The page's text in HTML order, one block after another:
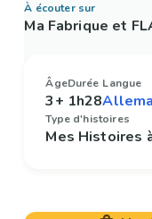
À écouter sur
Ma Fabrique et
Âge
3+
Durée
1h28
Langue
Type d'histoires
Mes Histoires